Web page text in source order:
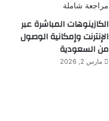
الكازينوهات المباشرة عبر
الإنترنت وإمكانية الوصول
من السعودية
مارس 2, 2026